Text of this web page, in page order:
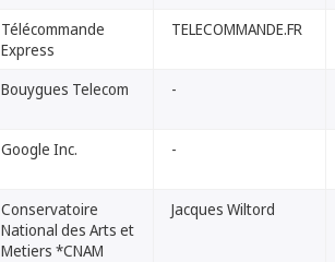
Télécommande
Express
TELECOMMANDE.FR
Bouygues Telecom -
Google Inc. -
Conservatoire
National des Arts et
Metiers *CNAM
Jacques Wiltord